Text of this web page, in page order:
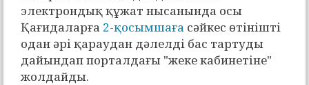
электрондық құжат нысанында осы
Қағидаларға 2-қосымшаға сәйкес өтінішті
одан әрі қараудан дәлелді бас тартуды
дайындап порталдағы "жеке кабинетіне"
жолдайды.